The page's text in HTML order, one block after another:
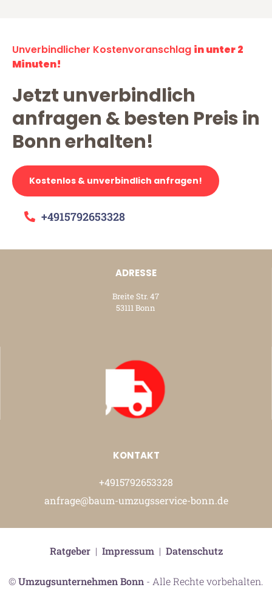
Unverbindlicher Kostenvoranschlag in unter 2
Minuten!
Jetzt unverbindlich
anfragen & besten Preis in
Bonn erhalten!
Kostenlos & unverbindlich anfragen!
+4915792653328
ADRESSE
Breite Str. 47
53111 Bonn
KONTAKT
+4915792653328
anfrage@baum-umzugsservice-bonn.de
©Umzugsunternehmen Bonn - Alle Rechte vorbehalten.
Ratgeber| Impressum| Datenschutz